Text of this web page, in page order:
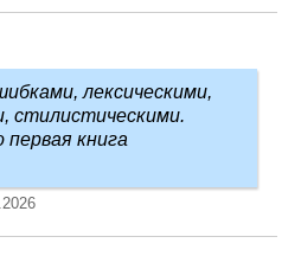
лексическими,
стилистическими.
книга